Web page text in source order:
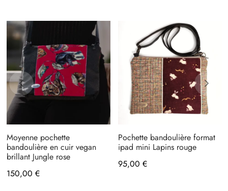
Moyenne pochette
bandoulière en cuir vegan
brillant Jungle rose
150,00 €
Pochette bandoulière format
ipad mini Lapins rouge
95,00 €